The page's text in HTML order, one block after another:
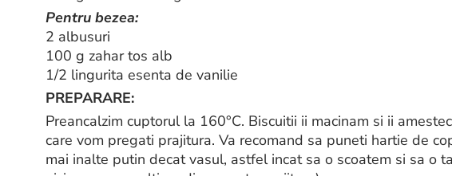
Pentru bezea:
2 albusuri
100 g zahar tos alb
1/2 lingurita esenta de vanilie
PREPARARE:
Preancalzim cuptorul la 160°C. Biscuitii ii macinam si ii
care vom pregati prajitura. Va recomand sa puneti hartie de
mai inalte putin decat vasul, astfel incat sa o scoatem si sa o